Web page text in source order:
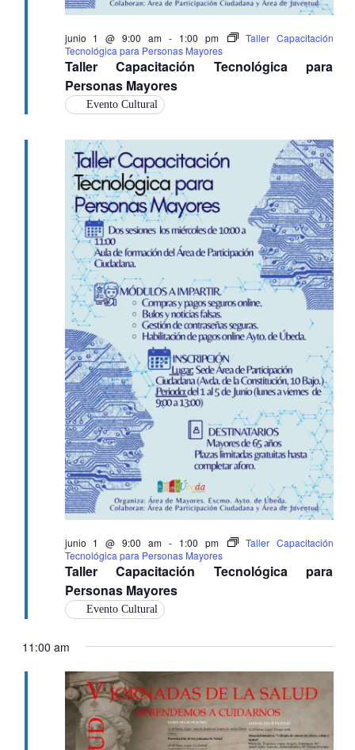
Taller Capacitación Tecnológica para
Personas Mayores
junio 1 @ 9:00 am - 1:00 pm
Taller Capacitación
Tecnológica para Personas Mayores
Evento Cultural
Taller Capacitación Tecnológica para
Personas Mayores
junio 1 @ 9:00 am - 1:00 pm
Taller Capacitación
Tecnológica para Personas Mayores
Evento Cultural
11:00 am